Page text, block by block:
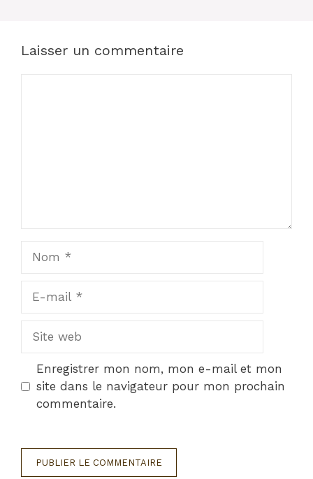
Laisser un commentaire
Site
Enregistrer mon nom, mon e-mail et mon
site dans le navigateur pour mon prochain
commentaire.